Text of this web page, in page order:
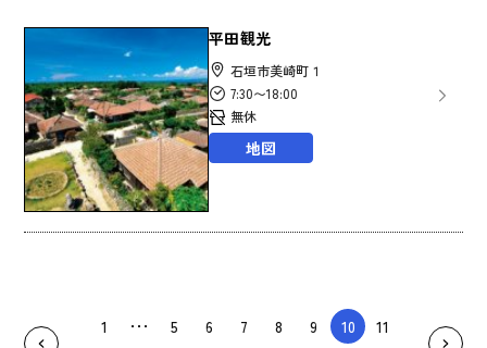
平田観光
石垣市美崎町１
7:30〜18:00
無休
地図
1 5 6 7 8 9 10
11